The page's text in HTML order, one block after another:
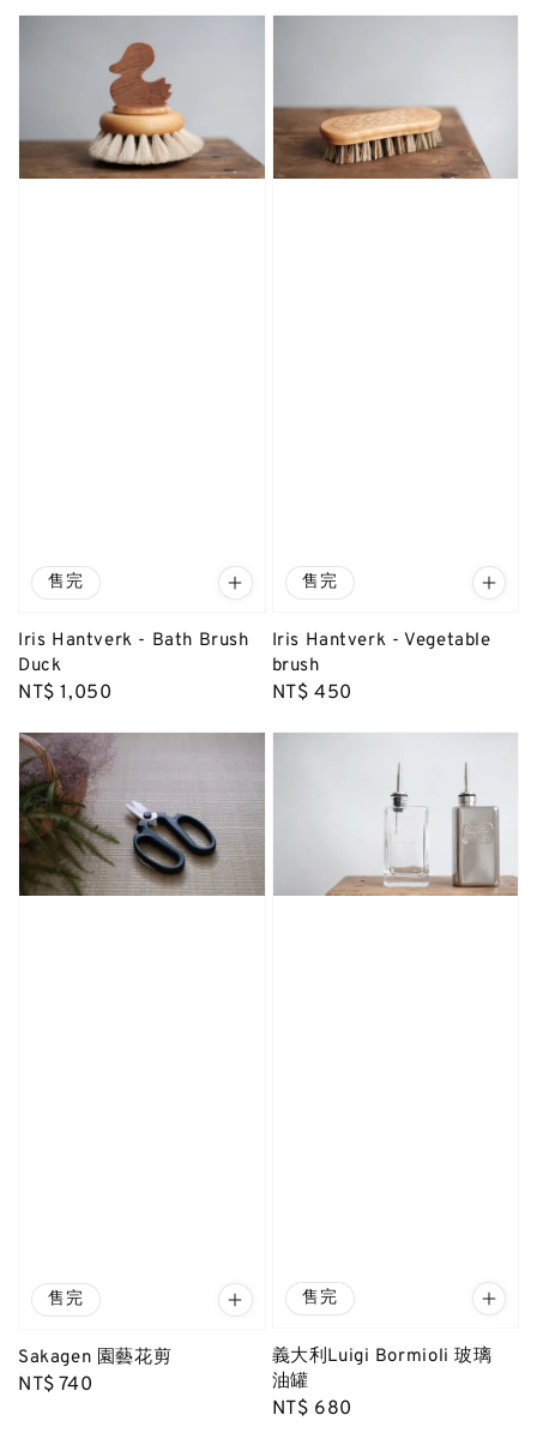
售完
Iris Hantverk - Bath Brush
Duck
Regular
NT$ 1,050
售完
Iris Hantverk - Vegetable
brush
Regular
NT$ 450
售完
Sakagen 園藝花剪
Regular
NT$ 740
售完
義大利Luigi Bormioli 玻璃
油罐
Regular
NT$ 680